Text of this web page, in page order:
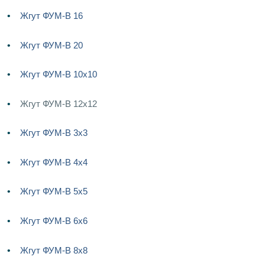
Жгут ФУМ-В 16
Жгут ФУМ-В 20
Жгут ФУМ-В 10х10
Жгут ФУМ-В 12х12
Жгут ФУМ-В 3х3
Жгут ФУМ-В 4х4
Жгут ФУМ-В 5х5
Жгут ФУМ-В 6х6
Жгут ФУМ-В 8х8